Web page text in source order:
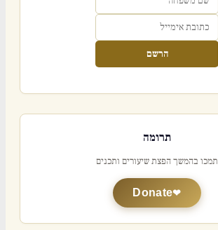
הרשם
תרומה
תמכו בהמשך הפצת שיעורים ותכנים
Donate